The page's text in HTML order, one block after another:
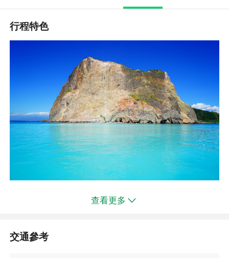
行程特色
夢幻之島、人間淨士，「龜山島」又名「龜山嶼」，在宜蘭縣頭城
鎮海岸以東約十公里處，為孤懸於海中之火山島嶼，
查看更多
交通參考